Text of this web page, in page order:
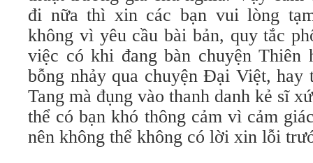
đi nữa thì xin các bạn vui lòng
không vì yêu cầu bài bản, quy tắc
việc có khi đang bàn chuyện Thiên
bỗng nhảy qua chuyện Đại Việt, hay
Tang mà đụng vào thanh danh kẻ sĩ
thể có bạn khó thông cảm vì cảm
nên không thể không có lời xin lỗi